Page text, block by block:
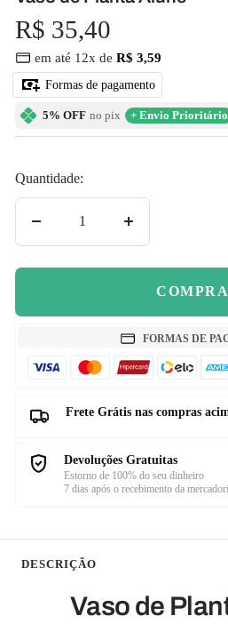
Preço
promocional
R$ 35,40
em até 12x de R$ 3,59
Formas de pagamento
5% OFF no pix + Envio Prioritário
Quantidade:
FORMAS DE
Frete Grátis nas compras
Devoluções Gratuitas
Estorno de 100% do seu dinheiro
7 dias após o recebimento da
DESCRIÇÃO
Vaso de